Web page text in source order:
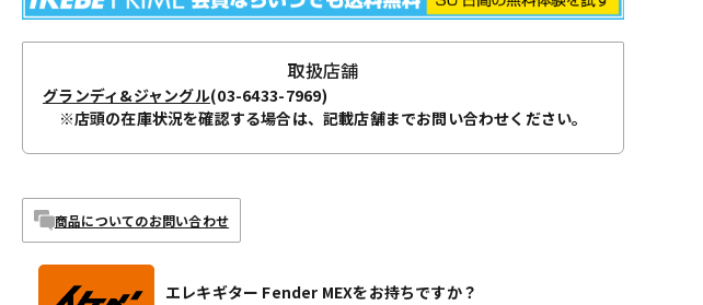
取扱店舗
グランディ&ジャングル(03-6433-7969)
※店頭の在庫状況を確認する場合は、記載店舗までお問い合わせください。
商品についてのお問い合わせ
エレキギター Fender MEXをお持ちですか？